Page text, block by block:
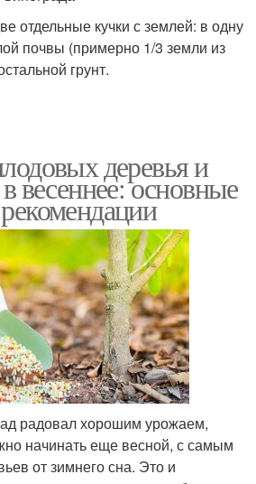
отдельные кучки с землей: в одну
почвы (примерно 1/3 земли из
грунт.
деревья и
весеннее: основные
радовал хорошим урожаем,
начинать еще весной, с самым
от зимнего сна. Это и